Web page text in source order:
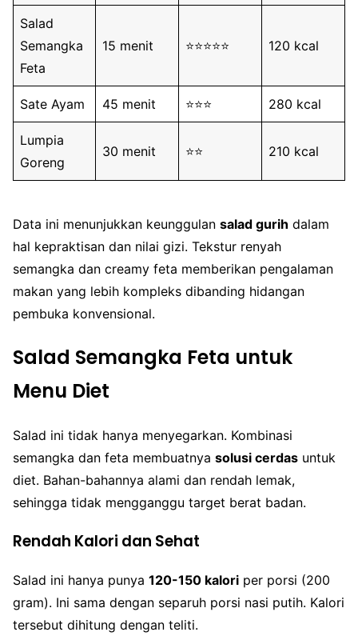
Salad
Semangka
Feta
15 menit ⭐️⭐️⭐️⭐️⭐️ 120 kcal
Sate Ayam 45 menit ⭐️⭐️⭐️ 280 kcal
Lumpia
Goreng
30 menit ⭐️⭐️ 210 kcal
Data ini menunjukkan keunggulan salad gurih dalam
hal kepraktisan dan nilai gizi. Tekstur renyah
semangka dan creamy feta memberikan pengalaman
makan yang lebih kompleks dibanding hidangan
pembuka konvensional.
Salad Semangka Feta untuk
Menu Diet
Salad ini tidak hanya menyegarkan. Kombinasi
semangka dan feta membuatnya solusi cerdas untuk
diet. Bahan-bahannya alami dan rendah lemak,
sehingga tidak mengganggu target berat badan.
Rendah Kalori dan Sehat
Salad ini hanya punya 120-150 kalori per porsi (200
gram). Ini sama dengan separuh porsi nasi putih. Kalori
tersebut dihitung dengan teliti.